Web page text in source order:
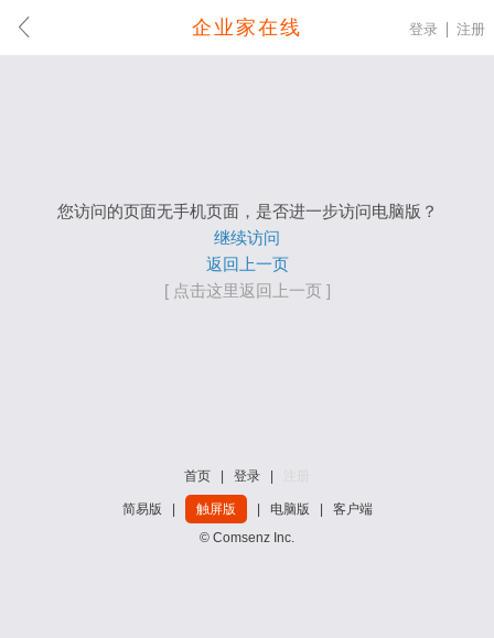
企业家在线 登录 注册
您访问的页面无手机页面，是否进一步访问电脑版？
继续访问
返回上一页
[ 点击这里返回上一页 ]
首页 登录
简易版 触屏版 电脑版
客户端
© Comsenz Inc.